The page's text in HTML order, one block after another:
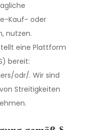
Kauf- oder
nutzen.
eine Plattform
bereit:
odr/. Wir sind
Streitigkeiten